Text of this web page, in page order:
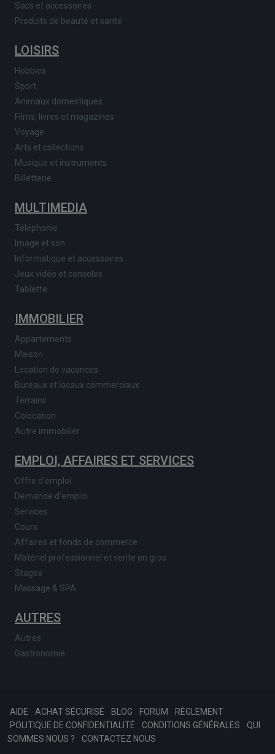
Sacs et accessoires
Produits de beauté et santé
LOISIRS
Hobbies
Sport
Animaux domestiques
Films, livres et magazines
Voyage
Arts et collections
Musique et instruments
Billetterie
MULTIMEDIA
Téléphonie
Image et son
Informatique et accessoires
Jeux vidéo et consoles
Tablette
IMMOBILIER
Appartements
Maison
Location de vacances
Bureaux et locaux commerciaux
Terrains
Colocation
Autre immobilier
EMPLOI, AFFAIRES ET SERVICES
Offre d'emploi
Demande d'emploi
Services
Cours
Affaires et fonds de commerce
Matériel professionnel et vente en gros
Stages
Massage & SPA
AUTRES
Autres
Gastronomie
AIDE ACHAT SÉCURISÉ BLOG FORUM
RÈGLEMENT
POLITIQUE DE CONFIDENTIALITÉ
CONDITIONS GÉNÉRALES
QUI
SOMMES NOUS ?
CONTACTEZ NOUS